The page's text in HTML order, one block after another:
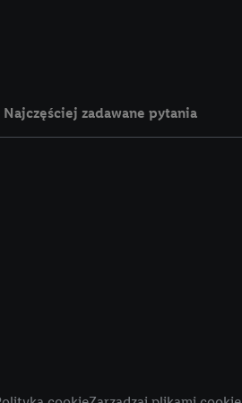
Najczęściej zadawane pytania
jednym z wyżej
możemy
rozpoznać
W tym celu
adres e-
adresu IP. Jeśli
użyciu adresu IP i
usług Lidl. W
Zgodę na
celów marketingu